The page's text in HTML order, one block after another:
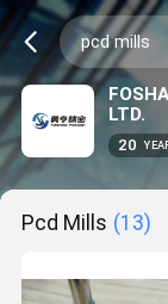
LTD.
20
Pcd Mills (13)